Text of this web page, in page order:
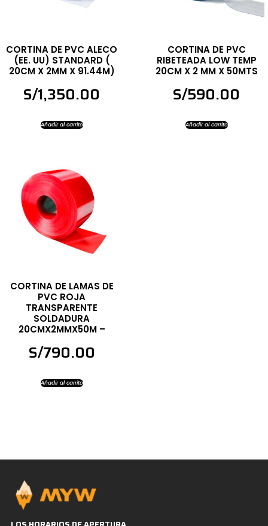
CORTINA DE PVC ALECO
(EE. UU) STANDARD (
20CM X 2MM X 91.44M)
S/1,350.00
Añadir al carrito
CORTINA DE PVC
RIBETEADA LOW TEMP
20CM X 2 MM X 50MTS
S/590.00
Añadir al carrito
CORTINA DE LAMAS DE
PVC ROJA
TRANSPARENTE
SOLDADURA
20CMX2MMX50M –
S/790.00
Añadir al carrito